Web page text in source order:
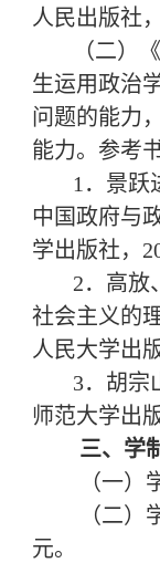
人民出版社
（二）
生运用政治
问题的能力
能力。参考
1．景跃
中国政府与
学出版社，
2．高放
社会主义的
人民大学出
3．胡宗
师范大学出
三、 学
（一）
（二
元。